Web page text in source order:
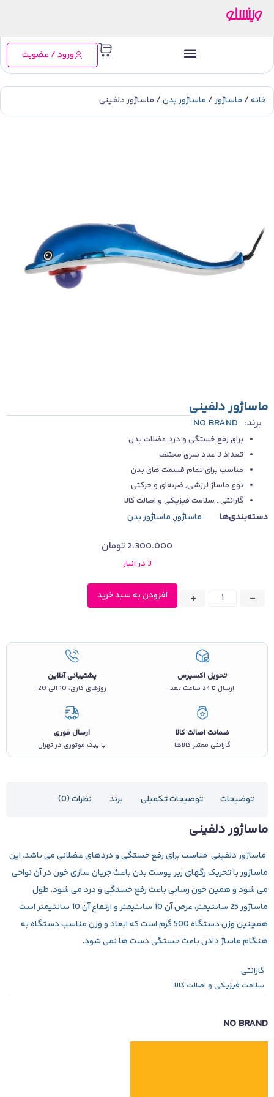
ورود / عضویت
خانه/ ماساژور/ ماساژور بدن/ ماساژور دلفینی
ماساژور دلفینی
برند: NO BRAND
برای رفع خستگی و درد عضلات بدن
تعداد 3 عدد سری مختلف
مناسب برای تمام قسمت های بدن
نوع ماساژ لرزشی, ضربه‌ای و حرکتی
گارانتی : سلامت فیزیکی و اصالت کالا
دسته‌بندی‌ها ماساژور,ماساژور بدن
تحویل اکسپرس
ارسال تا 24 ساعت بعد
پشتیبانی آنلاین
روزهای کاری، 10 الی 20
ضمانت اصالت کالا
گارانتی معتبر کالاها
ارسال فوری
با پیک موتوری در تهران
2.300.000 تومان
3 در انبار
-
+ افزودن به سبد خرید
توضیحات توضیحات تکمیلی برند نظرات (0)
ماساژور دلفینی
ماساژور دلفینی مناسب برای رفع خستگی و دردهای عضلانی می باشد. این
ماساژور با تحریک رگهای زیر پوست بدن باعث جریان سازی خون در آن نواحی
می شود و همین خون رسانی باعث رفع خستگی و درد می شود. طول
ماساژور 25 سانتیمتر، عرض آن 10 سانتیمتر و ارتفاع آن 10 سانتیمتر است
همچنین وزن دستگاه 500 گرم است که ابعاد و وزن مناسب دستگاه به
هنگام ماساژ دادن باعث خستگی دست ها نمی شود.
گارانتی
سلامت فیزیکی و اصالت کالا
NO BRAND